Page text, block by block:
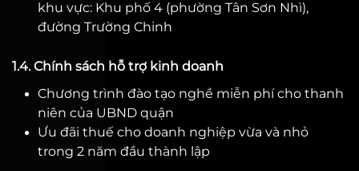
khu vực: Khu phố 4 (phường Tân Sơn Nhì),
đường Trường Chinh
1.4. Chính sách hỗ trợ kinh doanh
Chương trình đào tạo nghề miễn phí cho thanh
niên của UBND quận
Ưu đãi thuế cho doanh nghiệp vừa và nhỏ
trong 2 năm đầu thành lập